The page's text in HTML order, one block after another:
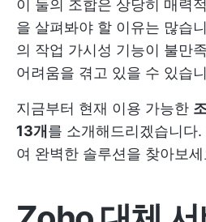
이 둘의 조합은 상당히 매력
을 살펴봐야 할 이유는 많습
의 작업 가시성 기능이 불만
어려움을 겪고 있을 수 있습
지금부터 현재 이용 가능한
13개 를 소개해드리겠습니다
여 완벽한 솔루션을 찾아보세